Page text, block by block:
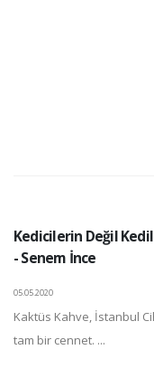
Kedicilerin Değil
- Senem İnce
05.05.2020
Kaktüs Kahve, İstanbul
tam bir cennet. ...